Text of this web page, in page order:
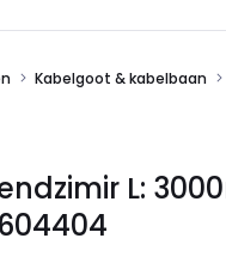
Kabelgoot & kabelbaan
L: